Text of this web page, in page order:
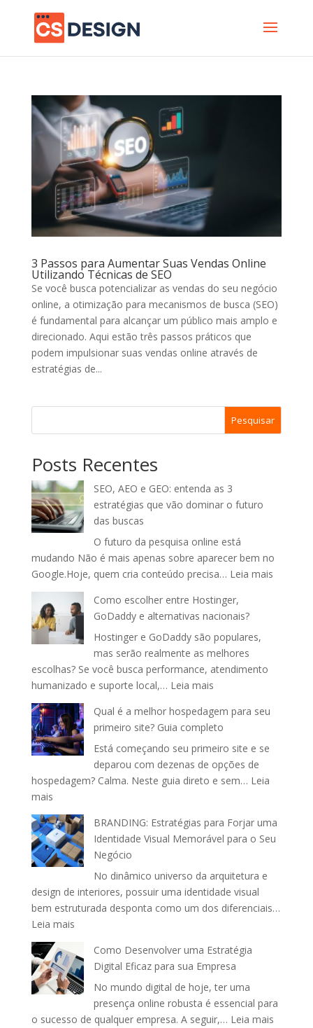
3 Passos para Aumentar Suas Vendas Online
Utilizando Técnicas de SEO
Se você busca potencializar as vendas do seu negócio
online, a otimização para mecanismos de busca (SEO)
é fundamental para alcançar um público mais amplo e
direcionado. Aqui estão três passos práticos que
podem impulsionar suas vendas online através de
estratégias de...
Pesquisar
Posts Recentes
SEO, AEO e GEO: entenda as 3
estratégias que vão dominar o futuro
das buscas
O futuro da pesquisa online está
mudando Não é mais apenas sobre aparecer bem no
Google.Hoje, quem cria conteúdo precisa… Leia mais:
Como escolher entre Hostinger,
GoDaddy e alternativas nacionais?
Hostinger e GoDaddy são populares,
mas serão realmente as melhores
escolhas? Se você busca performance, atendimento
humanizado e suporte local,… Leia mais:
escolher
entre
Hostinger,
GoDaddy
e
Qual é a melhor hospedagem para seu
primeiro site? Guia completo
Está começando seu primeiro site e se
deparou com dezenas de opções de
hospedagem? Calma. Neste guia direto e sem… Leia
mais:
Qual
é
a
melhor
hospedagem
para
seu
primeiro
site?
Guia
completo
BRANDING: Estratégias para Forjar uma
Identidade Visual Memorável para o Seu
Negócio
No dinâmico universo da arquitetura e
design de interiores, possuir uma identidade visual
bem estruturada desponta como um dos diferenciais…
Leia mais:
Estratégias
para
Forjar
uma
Identidade
Como Desenvolver uma Estratégia
Digital Eficaz para sua Empresa
No mundo digital de hoje, ter uma
presença online robusta é essencial para
o sucesso de qualquer empresa. A seguir,… Leia mais: